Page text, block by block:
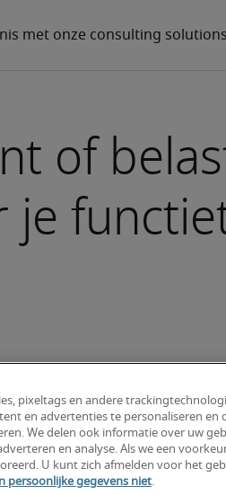
of
je
pixeltags en andere
en advertenties te personaliseren en
We delen ook informatie over uw
en analyse. Als we een
U kunt zich afmelden voor het
persoonlijke gegevens niet.